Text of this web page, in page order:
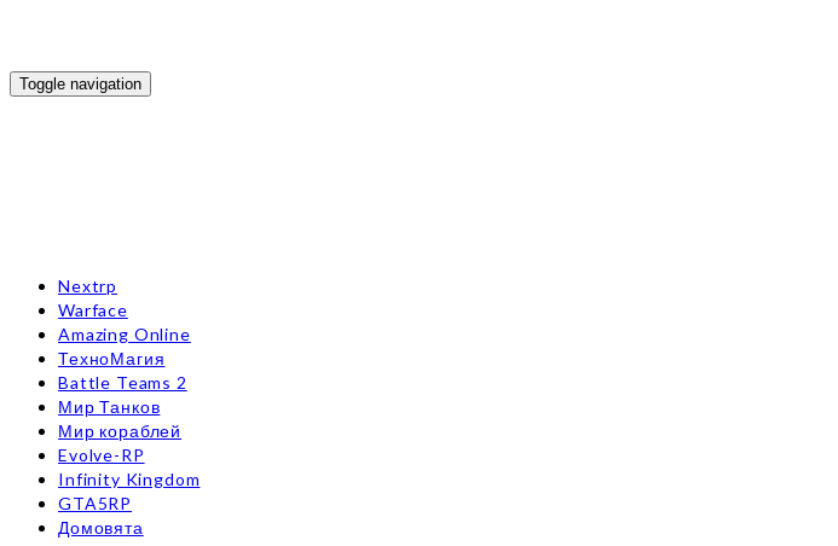
Toggle navigation
Nextrp
Warface
Amazing Online
ТехноМагия
Battle Teams 2
Мир Танков
Мир кораблей
Evolve-RP
Infinity Kingdom
GTA5RP
Домовята